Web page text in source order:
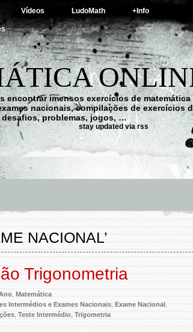
Vídeos LudoMath +Info
encontrar imensos exercícios de
nacionais, compilações de exercícios
desafios, problemas, jogos, …
stay updated via rss
NACIONAL’
Trigonometria
Matemática
Intermédios e Exames Nacionais Exame Nacional
Teste Intermédio Trigometria